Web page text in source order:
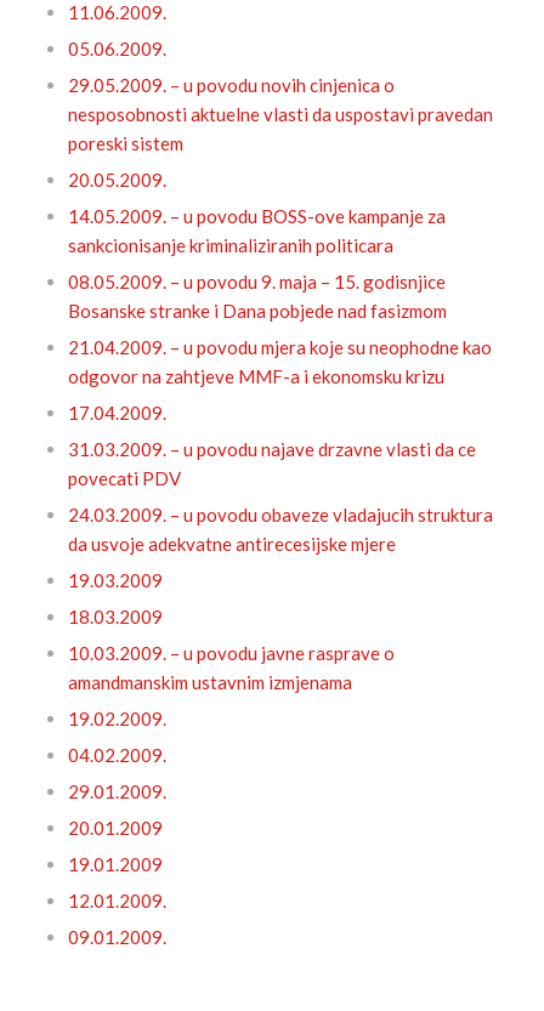
11.06.2009.
05.06.2009.
29.05.2009. – u povodu novih cinjenica o
nesposobnosti aktuelne vlasti da uspostavi pravedan
poreski sistem
20.05.2009.
14.05.2009. – u povodu BOSS-ove kampanje za
sankcionisanje kriminaliziranih politicara
08.05.2009. – u povodu 9. maja – 15. godisnjice
Bosanske stranke i Dana pobjede nad fasizmom
21.04.2009. – u povodu mjera koje su neophodne kao
odgovor na zahtjeve MMF-a i ekonomsku krizu
17.04.2009.
31.03.2009. – u povodu najave drzavne vlasti da ce
povecati PDV
24.03.2009. – u povodu obaveze vladajucih struktura
da usvoje adekvatne antirecesijske mjere
19.03.2009
18.03.2009
10.03.2009. – u povodu javne rasprave o
amandmanskim ustavnim izmjenama
19.02.2009.
04.02.2009.
29.01.2009.
20.01.2009
19.01.2009
12.01.2009.
09.01.2009.